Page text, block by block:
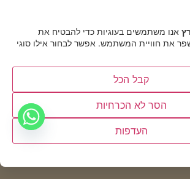
אנו משתמשים בעוגיות כדי להבטיח את
את חוויית המשתמש. אפשר לבחור אילו סוגי
קבל הכל
הסר לא הכרחיות
העדפות